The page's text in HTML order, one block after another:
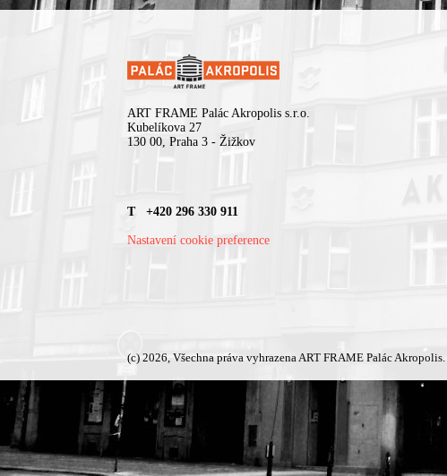
ART FRAME Palác Akropolis s.r.o.
Kubelíkova 27
130 00, Praha 3 - Žižkov
T +420 296 330 911
Nastavení cookie preference
(c) 2026, Všechna práva vyhrazena ART FRAME Palác Akropolis.